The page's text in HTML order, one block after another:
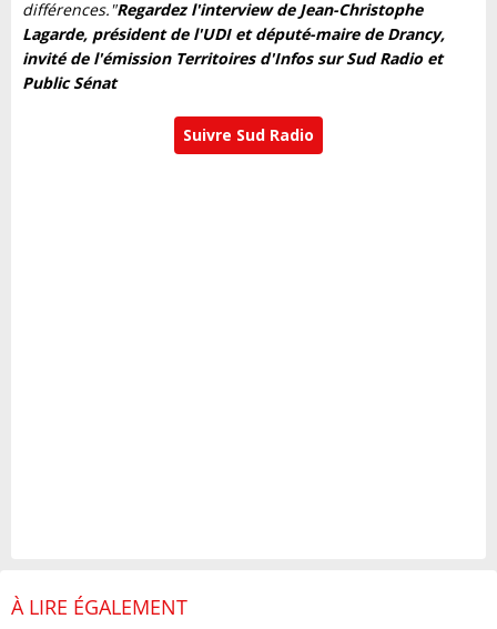
différences."Regardez l'interview de Jean-Christophe
Lagarde, président de l'UDI et député-maire de Drancy,
invité de l'émission Territoires d'Infos sur Sud Radio et
Public Sénat
Suivre Sud Radio
À LIRE ÉGALEMENT